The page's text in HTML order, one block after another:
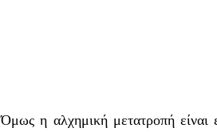
Όμως η αλχημική μετατροπή είναι